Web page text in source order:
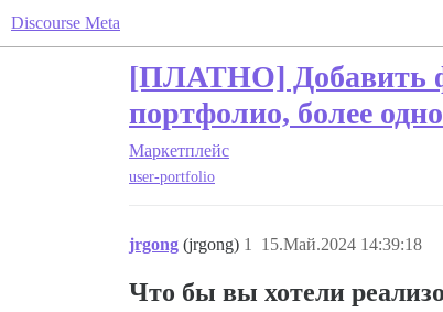
Discourse Meta
[ПЛАТНО] Добавить
портфолио, более
Маркетплейс
user-portfolio
jrgong (jrgong) 15.Май.2024 14:39:18
1
Что бы вы хотели